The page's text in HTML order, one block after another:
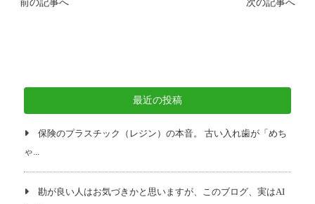
前の記事へ 次の記事へ
最近の投稿
保険のプラスチック（レジン）の本音。 古い入れ歯が「めち
ゃ...
勘が良い人はお気づきかと思いますが、このブログ、実はAI